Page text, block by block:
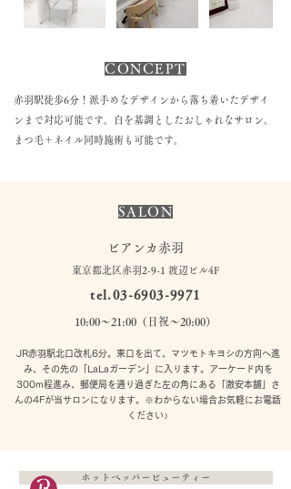
CONCEPT
赤羽駅徒歩6分！派手めなデザインから落ち着いたデザイ
ンまで対応可能です。白を基調としたおしゃれなサロン。
まつ毛＋ネイル同時施術も可能です。
SALON
ビアンカ赤羽
東京都北区赤羽2-9-1 渡辺ビル4F
tel.03-6903-9971
10:00〜21:00（日祝〜20:00）
JR赤羽駅北口改札6分。東口を出て、マツモトキヨシの方向へ進
み、その先の「LaLaガーデン」に入ります。アーケード内を
300m程進み、郵便局を通り過ぎた左の角にある「激安本舗」さ
んの4Fが当サロンになります。※わからない場合お気軽にお電話
ください♪
ホットペッパービューティー